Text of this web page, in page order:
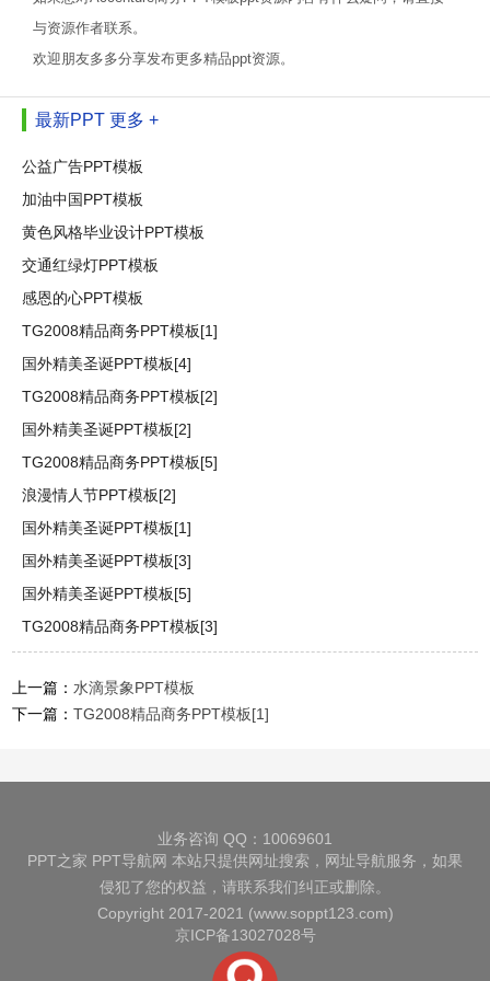
与资源作者联系。
欢迎朋友多多分享发布更多精品ppt资源。
最新PPT 更多 +
公益广告PPT模板
加油中国PPT模板
黄色风格毕业设计PPT模板
交通红绿灯PPT模板
感恩的心PPT模板
TG2008精品商务PPT模板[1]
国外精美圣诞PPT模板[4]
TG2008精品商务PPT模板[2]
国外精美圣诞PPT模板[2]
TG2008精品商务PPT模板[5]
浪漫情人节PPT模板[2]
国外精美圣诞PPT模板[1]
国外精美圣诞PPT模板[3]
国外精美圣诞PPT模板[5]
TG2008精品商务PPT模板[3]
上一篇：水滴景象PPT模板
下一篇：TG2008精品商务PPT模板[1]
业务咨询 QQ：10069601
PPT之家 PPT导航网 本站只提供网址搜索，网址导航服务，如果
侵犯了您的权益，请联系我们纠正或删除。
Copyright 2017-2021 (www.soppt123.com)
京ICP备13027028号